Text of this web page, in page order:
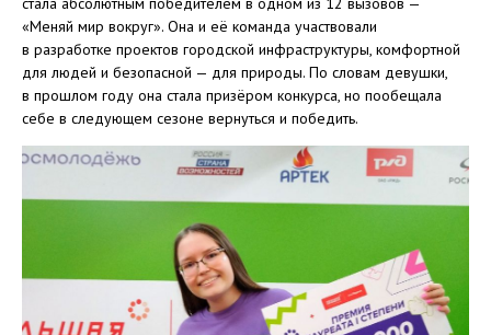
«Меняй мир вокруг». Она и её команда участвовали
в разработке проектов городской инфраструктуры, комфортной
для людей и безопасной — для природы. По словам девушки,
в прошлом году она стала призёром конкурса, но пообещала
себе в следующем сезоне вернуться и победить.